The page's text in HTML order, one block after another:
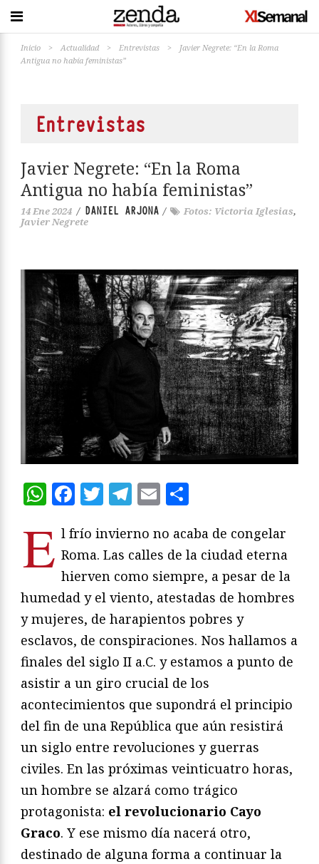
Inicio > Actualidad > Entrevistas >
Javier Negrete: “En la Roma
Antigua no había feministas”
Entrevistas
Javier Negrete: “En la Roma
Antigua no había feministas”
14 Ene 2024 / DANIEL ARJONA / Fotos: Victoria Iglesias,
Javier Negrete
WhatsApp
Facebook
Twitter
Telegram
Email
E l frío invierno no acaba de congelar
Roma. Las calles de la ciudad eterna
hierven como siempre, a pesar de la
humedad y el viento, atestadas de hombres
y mujeres, de harapientos pobres y
esclavos, de conspiraciones. Nos hallamos a
finales del siglo II a.C. y estamos a punto de
asistir a un giro crucial de los
acontecimientos que supondrá el principio
del fin de una República que aún resistirá
un siglo entre revoluciones y guerras
civiles. En las próximas veinticuatro horas,
un hombre se alzará como trágico
protagonista: el revolucionario Cayo
Graco. Y ese mismo día nacerá otro,
destinado de alguna forma a continuar la